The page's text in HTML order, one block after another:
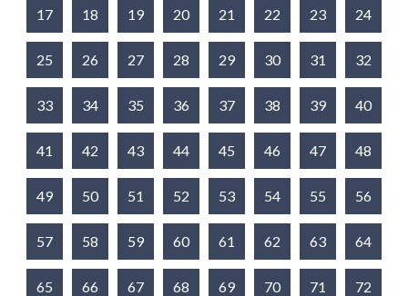
17 18 19 20 21 22 23 24
25 26 27 28 29 30 31 32
33 34 35 36 37 38 39 40
41 42 43 44 45 46 47 48
49 50 51 52 53 54 55 56
57 58 59 60 61 62 63 64
65 66 67 68 69 70 71 72